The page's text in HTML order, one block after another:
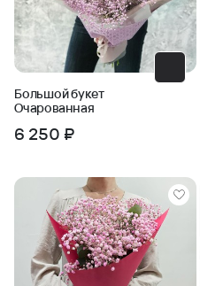
Большой букет
Очарованная
6 250 ₽